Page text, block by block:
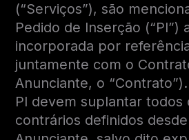
(“Serviços”), são
Pedido de Inserção (“PI”)
incorporada por
juntamente com o
Anunciante, o
PI devem suplantar todos
contrários definidos